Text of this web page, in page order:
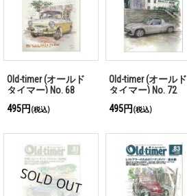
Old-timer (オールド
タイマー) No. 68
495円 (税込)
Old-timer (オールド
タイマー) No. 72
495円 (税込)